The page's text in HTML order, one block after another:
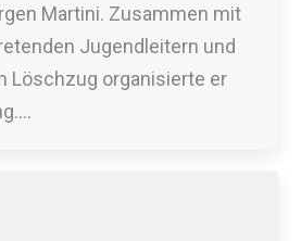
Martini. Zusammen mit
Jugendleitern und
Löschzug organisierte er